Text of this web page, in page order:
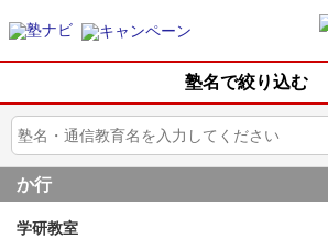
塾名で絞り込む
か行
学研教室